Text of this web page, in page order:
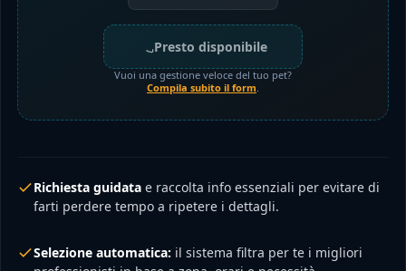
Presto disponibile
Vuoi una gestione veloce del tuo pet?
Compila subito il form
Richiesta guidata e raccolta info essenziali per evitare di
farti perdere tempo a ripetere i dettagli.
Selezione automatica: il sistema filtra per te i migliori